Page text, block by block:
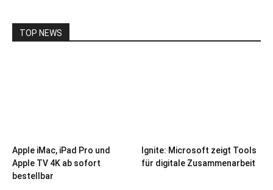
TOP NEWS
Apple iMac, iPad Pro und
Apple TV 4K ab sofort
bestellbar
Ignite: Microsoft zeigt Tools
für digitale Zusammenarbeit